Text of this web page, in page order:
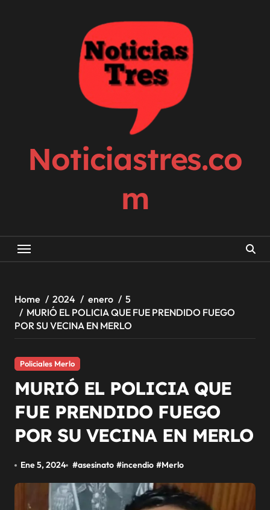
Noticiastres.co
m
Home 2024 enero
5
MURIÓ EL POLICIA QUE FUE PRENDIDO FUEGO
POR SU VECINA EN MERLO
Policiales Merlo
MURIÓ EL POLICIA QUE
FUE PRENDIDO FUEGO
POR SU VECINA EN MERLO
Ene 5, 2024 #asesinato #incendio #Merlo